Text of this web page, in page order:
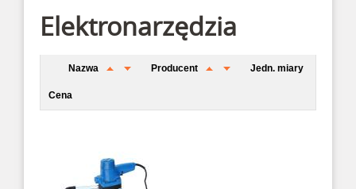
Elektronarzędzia
Nazwa Producent Jedn. miary
Cena